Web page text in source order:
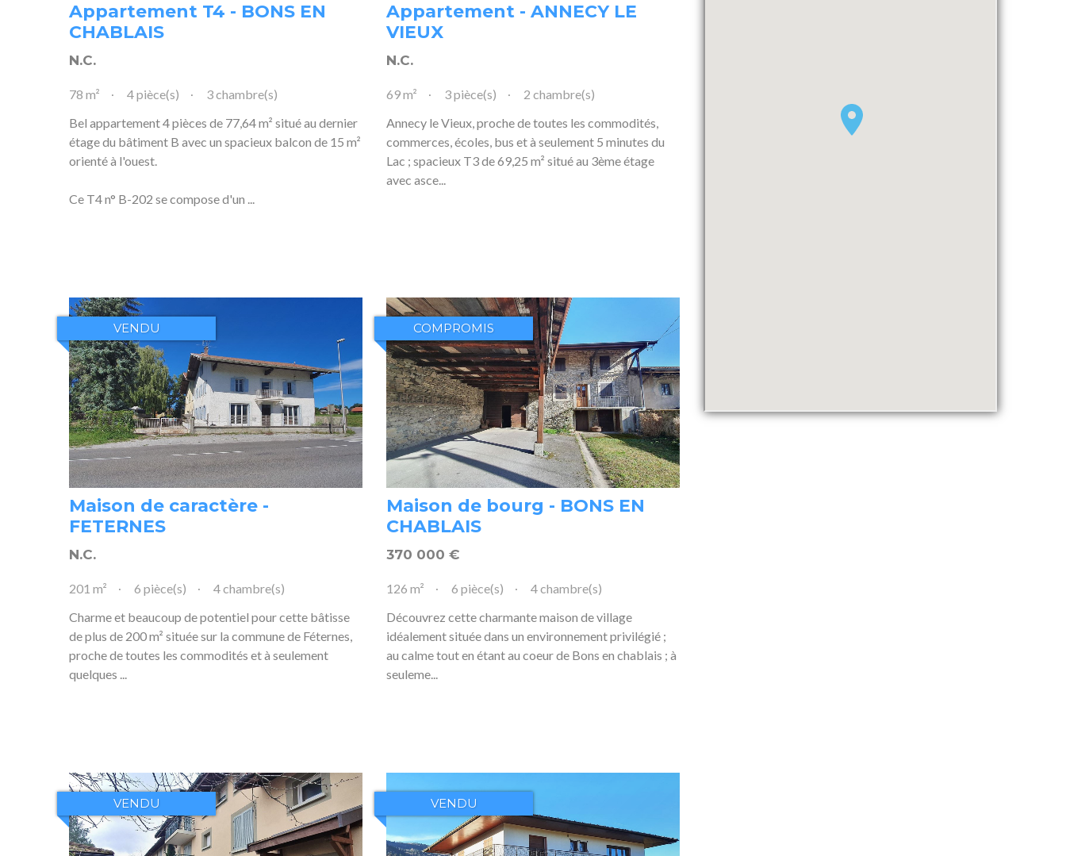
Appartement T4 - BONS EN
CHABLAIS
N.C.
78 m² 4 pièce(s)
3 chambre(s)
Bel appartement 4 pièces de 77,64 m² situé au dernier
étage du bâtiment B avec un spacieux balcon de 15 m²
orienté à l'ouest.
Ce T4 n° B-202 se compose d'un ...
Appartement - ANNECY LE
VIEUX
N.C.
69 m² 3 pièce(s)
2 chambre(s)
Annecy le Vieux, proche de toutes les commodités,
commerces, écoles, bus et à seulement 5 minutes du
Lac ; spacieux T3 de 69,25 m² situé au 3ème étage
avec asce...
VENDU
Maison de caractère -
FETERNES
N.C.
201 m² 6 pièce(s)
4 chambre(s)
Charme et beaucoup de potentiel pour cette bâtisse
de plus de 200 m² située sur la commune de Féternes,
proche de toutes les commodités et à seulement
quelques ...
COMPROMIS
Maison de bourg - BONS EN
CHABLAIS
370 000 €
126 m² 6 pièce(s)
4 chambre(s)
Découvrez cette charmante maison de village
idéalement située dans un environnement privilégié ;
au calme tout en étant au coeur de Bons en chablais ; à
seuleme...
VENDU VENDU